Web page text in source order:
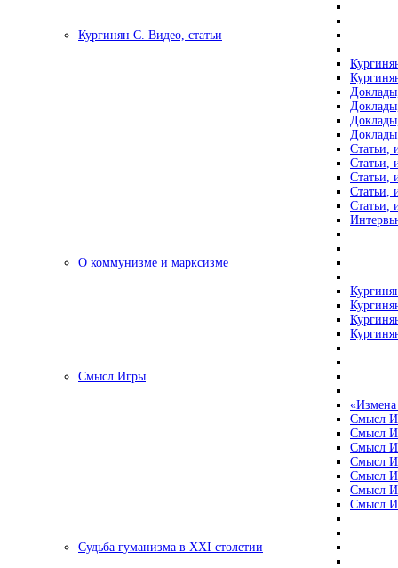
Кургинян С. Видео, статьи
Статьи,
Статьи,
Статьи,
Статьи,
Статьи,
О коммунизме и марксизме
Смысл Игры
«Измена
Смысл
Смысл
Смысл
Смысл
Смысл
Смысл
Смысл
Судьба гуманизма в XXI столетии